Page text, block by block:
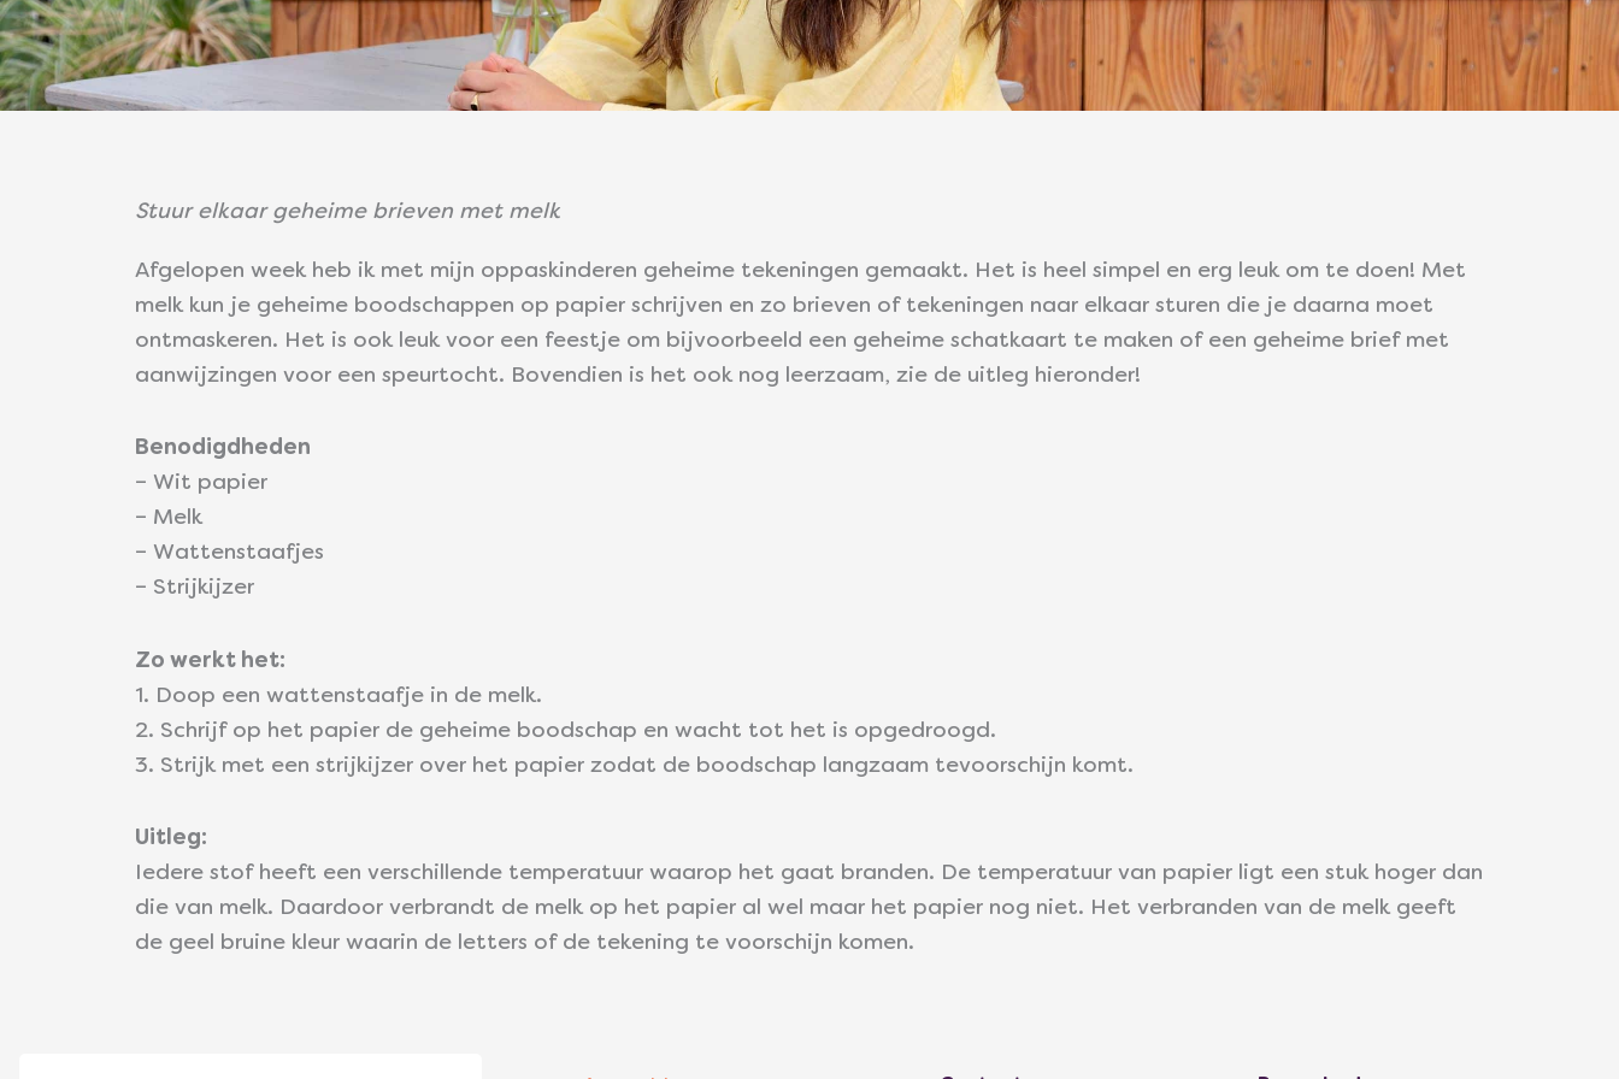
Stuur elkaar geheime brieven met melk
Afgelopen week heb ik met mijn oppaskinderen geheime tekeningen gemaakt. Het is heel simpel en erg leuk om te doen! Met
melk kun je geheime boodschappen op papier schrijven en zo brieven of tekeningen naar elkaar sturen die je daarna moet
ontmaskeren. Het is ook leuk voor een feestje om bijvoorbeeld een geheime schatkaart te maken of een geheime brief met
aanwijzingen voor een speurtocht. Bovendien is het ook nog leerzaam, zie de uitleg hieronder!
Benodigdheden
– Wit papier
– Melk
– Wattenstaafjes
– Strijkijzer
Zo werkt het:
1. Doop een wattenstaafje in de melk.
2. Schrijf op het papier de geheime boodschap en wacht tot het is opgedroogd.
3. Strijk met een strijkijzer over het papier zodat de boodschap langzaam tevoorschijn komt.
Uitleg:
Iedere stof heeft een verschillende temperatuur waarop het gaat branden. De temperatuur van papier ligt een stuk hoger dan
die van melk. Daardoor verbrandt de melk op het papier al wel maar het papier nog niet. Het verbranden van de melk geeft
de geel bruine kleur waarin de letters of de tekening te voorschijn komen.